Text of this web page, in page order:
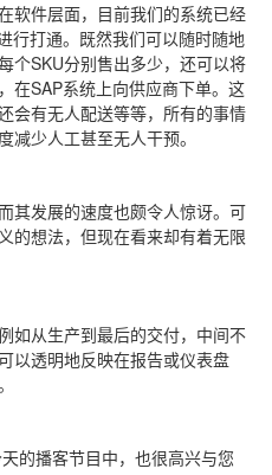
软件层面，目前我们的系统已经
行打通。既然我们可以随时随地
个SKU分别售出多少，还可以将
在SAP系统上向供应商下单。这
会有无人配送等等，所有的事情
减少人工甚至无人干预。
其发展的速度也颇令人惊讶。可
的想法，但现在看来却有着无限
如从生产到最后的交付，中间不
以透明地反映在报告或仪表盘
的播客节目中，也很高兴与您